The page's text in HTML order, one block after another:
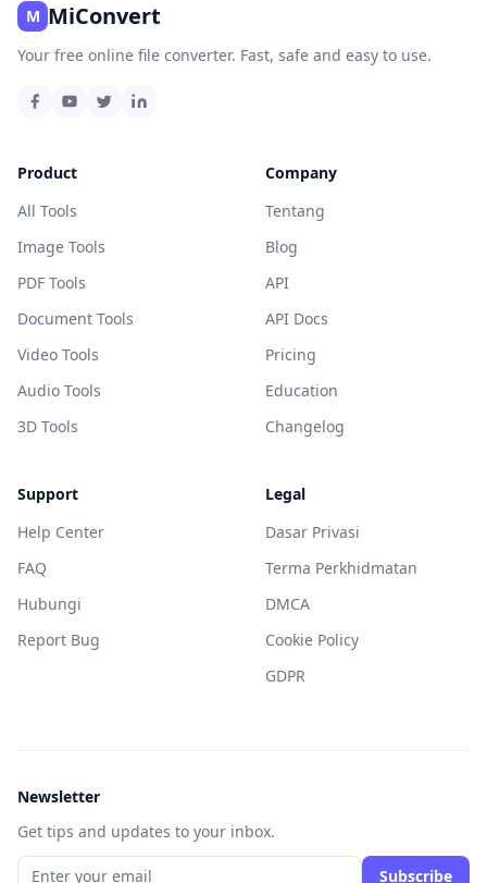
M MiConvert
Your free online file converter. Fast, safe and easy to use.
Product
All Tools
Image Tools
PDF Tools
Document Tools
Video Tools
Audio Tools
3D Tools
Company
Tentang
Blog
API
API Docs
Pricing
Education
Changelog
Support
Help Center
FAQ
Hubungi
Report Bug
Legal
Dasar Privasi
Terma Perkhidmatan
DMCA
Cookie Policy
GDPR
Newsletter
Get tips and updates to your inbox.
Subscribe